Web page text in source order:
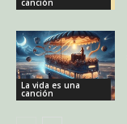
canción
La vida es una
canción